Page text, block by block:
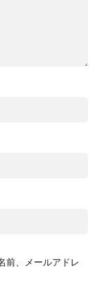
前、メールアドレ